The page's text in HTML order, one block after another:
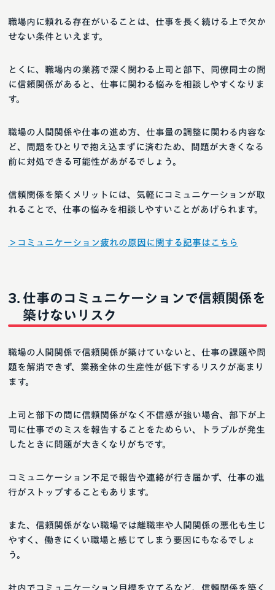
職場内に頼れる存在がいることは、仕事を長く続ける上で欠か
せない条件といえます。
とくに、職場内の業務で深く関わる上司と部下、同僚同士の間
に信頼関係があると、仕事に関わる悩みを相談しやすくなりま
す。
職場の人間関係や仕事の進め方、仕事量の調整に関わる内容な
ど、問題をひとりで抱え込まずに済むため、問題が大きくなる
前に対処できる可能性があがるでしょう。
信頼関係を築くメリットには、気軽にコミュニケーションが取
れることで、仕事の悩みを相談しやすいことがあげられます。
＞コミュニケーション疲れの原因に関する記事はこちら
仕事のコミュニケーションで信頼関係を
築けないリスク
職場の人間関係で信頼関係が築けていないと、仕事の課題や問
題を解消できず、業務全体の生産性が低下するリスクが高まり
ます。
上司と部下の間に信頼関係がなく不信感が強い場合、部下が上
司に仕事でのミスを報告することをためらい、トラブルが発生
したときに問題が大きくなりがちです。
コミュニケーション不足で報告や連絡が行き届かず、仕事の進
行がストップすることもあります。
また、信頼関係がない職場では離職率や人間関係の悪化も生じ
やすく、働きにくい職場と感じてしまう要因にもなるでしょ
う。
社内でコミュニケーション目標を立てるなど、信頼関係を築く